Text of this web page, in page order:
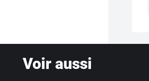
Voir aussi